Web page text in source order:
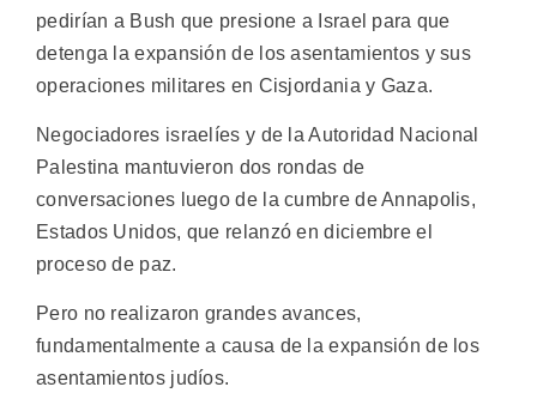
pedirían a Bush que presione a Israel para que
detenga la expansión de los asentamientos y sus
operaciones militares en Cisjordania y Gaza.
Negociadores israelíes y de la Autoridad Nacional
Palestina mantuvieron dos rondas de
conversaciones luego de la cumbre de Annapolis,
Estados Unidos, que relanzó en diciembre el
proceso de paz.
Pero no realizaron grandes avances,
fundamentalmente a causa de la expansión de los
asentamientos judíos.